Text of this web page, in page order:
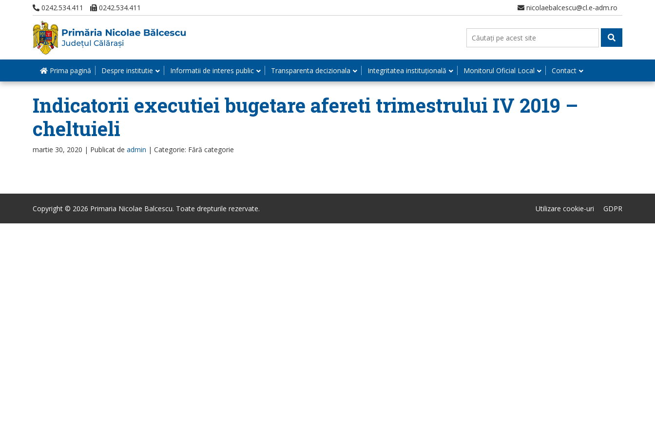
0242.534.411 0242.534.411 nicolaebalcescu@cl.e-adm.ro
Prima pagină Despre institutie Informatii de interes public Transparenta decizionala Integritatea instituțională Monitorul Oficial Local Contact
Indicatorii executiei bugetare afereti trimestrului IV 2019 –
cheltuieli
martie 30, 2020 | Publicat de admin | Categorie: Fără categorie
Copyright © 2026 Primaria Nicolae Balcescu. Toate drepturile rezervate. Utilizare cookie-uri GDPR